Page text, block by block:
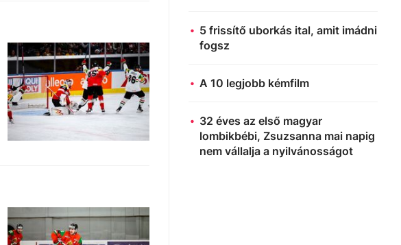
5 frissítő uborkás ital, amit imádni
fogsz
A 10 legjobb kémfilm
32 éves az első magyar
lombikbébi, Zsuzsanna mai napig
nem vállalja a nyilvánosságot